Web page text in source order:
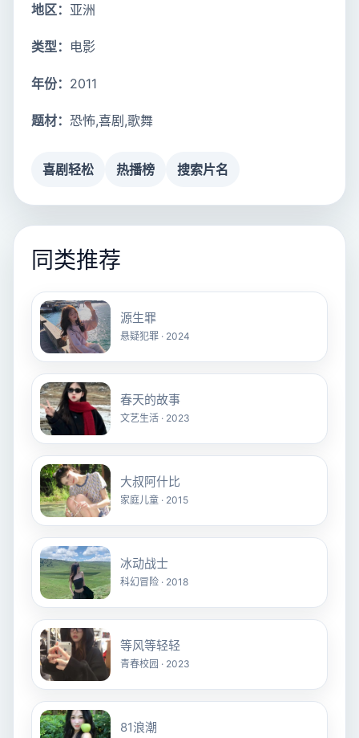
地区： 亚洲
类型： 电影
年份： 2011
题材： 恐怖,喜剧,歌舞
喜剧轻松 热播榜 搜索片名
同类推荐
源生罪
悬疑犯罪 · 2024
春天的故事
文艺生活 · 2023
大叔阿什比
家庭儿童 · 2015
冰动战士
科幻冒险 · 2018
等风等轻轻
青春校园 · 2023
81浪潮